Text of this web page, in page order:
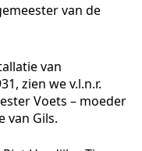
van de
van
zien we v.l.n.r.
Voets – moeder
van Gils.